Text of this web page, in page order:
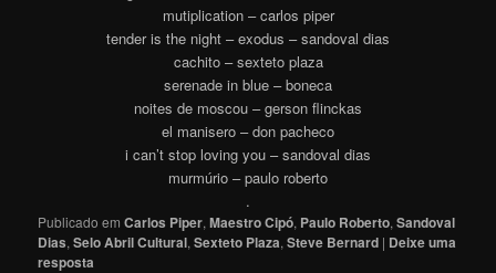
mutiplication – carlos piper
tender is the night – exodus – sandoval dias
cachito – sexteto plaza
serenade in blue – boneca
noites de moscou – gerson flinckas
el manisero – don pacheco
i can’t stop loving you – sandoval dias
murmúrio – paulo roberto
.
Publicado em Carlos Piper,Maestro Cipó, Paulo Roberto,Sandoval
Dias,Selo Abril Cultural,Sexteto Plaza,Steve Bernard | Deixe uma
resposta